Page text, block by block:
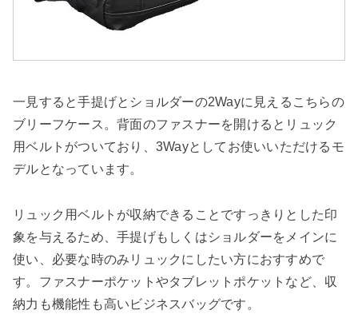
一見すると手提げとショルダーの2Wayに見えるこちらの
ブリーフケース。背面のファスナーを開けるとリュック
用ベルトがついており、3Wayとしてお使いいただけるモ
デルとなっています。
リュック用ベルトが収納できることですっきりとした印
象を与えるため、手提げもしくはショルダーをメインに
使い、必要な時のみリュックにしたい方におすすめで
す。ファスナーポケットやタブレットポケットなど、収
納力も機能性も高いビジネスバッグです。